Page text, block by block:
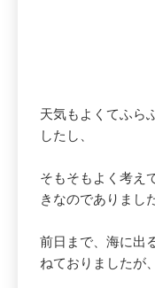
天気もよくてふら
したし、
そもそもよく考え
きなのでありまし
前日まで、海に出
ねておりましたが、